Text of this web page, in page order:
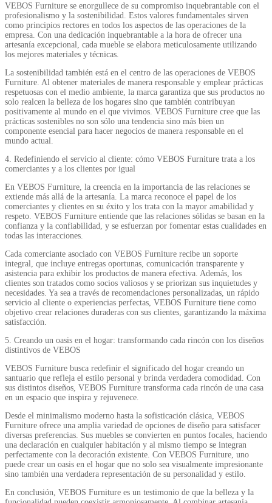
VEBOS Furniture se enorgullece de su compromiso inquebrantable con el
profesionalismo y la sostenibilidad. Estos valores fundamentales sirven
como principios rectores en todos los aspectos de las operaciones de la
empresa. Con una dedicación inquebrantable a la hora de ofrecer una
artesanía excepcional, cada mueble se elabora meticulosamente utilizando
los mejores materiales y técnicas.
La sostenibilidad también está en el centro de las operaciones de VEBOS
Furniture. Al obtener materiales de manera responsable y emplear prácticas
respetuosas con el medio ambiente, la marca garantiza que sus productos no
solo realcen la belleza de los hogares sino que también contribuyan
positivamente al mundo en el que vivimos. VEBOS Furniture cree que las
prácticas sostenibles no son sólo una tendencia sino más bien un
componente esencial para hacer negocios de manera responsable en el
mundo actual.
4. Redefiniendo el servicio al cliente: cómo VEBOS Furniture trata a los
comerciantes y a los clientes por igual
En VEBOS Furniture, la creencia en la importancia de las relaciones se
extiende más allá de la artesanía. La marca reconoce el papel de los
comerciantes y clientes en su éxito y los trata con la mayor amabilidad y
respeto. VEBOS Furniture entiende que las relaciones sólidas se basan en la
confianza y la confiabilidad, y se esfuerzan por fomentar estas cualidades en
todas las interacciones.
Cada comerciante asociado con VEBOS Furniture recibe un soporte
integral, que incluye entregas oportunas, comunicación transparente y
asistencia para exhibir los productos de manera efectiva. Además, los
clientes son tratados como socios valiosos y se priorizan sus inquietudes y
necesidades. Ya sea a través de recomendaciones personalizadas, un rápido
servicio al cliente o experiencias perfectas, VEBOS Furniture tiene como
objetivo crear relaciones duraderas con sus clientes, garantizando la máxima
satisfacción.
5. Creando un oasis en el hogar: transformando cada rincón con los diseños
distintivos de VEBOS
VEBOS Furniture busca redefinir el significado del hogar creando un
santuario que refleja el estilo personal y brinda verdadera comodidad. Con
sus distintos diseños, VEBOS Furniture transforma cada rincón de una casa
en un espacio que inspira y rejuvenece.
Desde el minimalismo moderno hasta la sofisticación clásica, VEBOS
Furniture ofrece una amplia variedad de opciones de diseño para satisfacer
diversas preferencias. Sus muebles se convierten en puntos focales, haciendo
una declaración en cualquier habitación y al mismo tiempo se integran
perfectamente con la decoración existente. Con VEBOS Furniture, uno
puede crear un oasis en el hogar que no solo sea visualmente impresionante
sino también una verdadera representación de su personalidad y estilo.
En conclusión, VEBOS Furniture es un testimonio de que la belleza y la